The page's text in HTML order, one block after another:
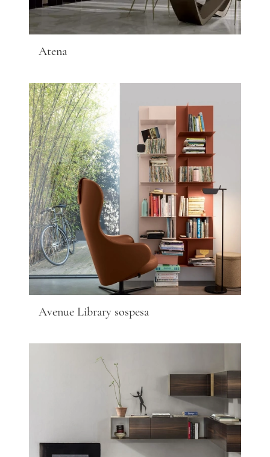
Atena
Avenue Library sospesa